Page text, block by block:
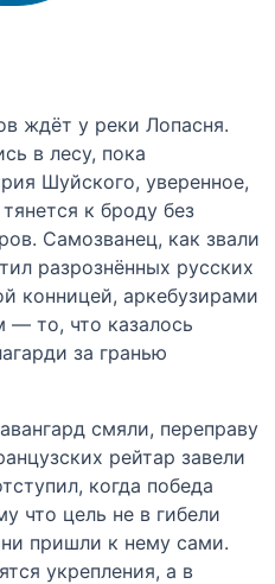
ждёт у реки Лопасня.
в лесу, пока
Шуйского, уверенное,
к броду без
Самозванец, как звали
разрознённых русских
конницей, аркебузирами
то, что казалось
за гранью
смяли, переправу
рейтар завели
когда победа
что цель не в гибели
пришли к нему сами.
укрепления, а в